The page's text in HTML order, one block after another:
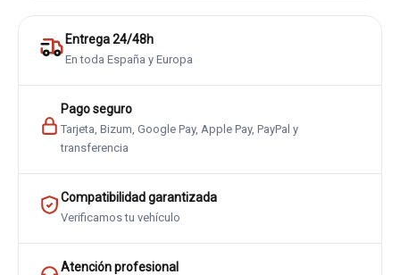
Entrega 24/48h
En toda España y Europa
Pago seguro
Tarjeta, Bizum, Google Pay, Apple Pay, PayPal y
transferencia
Compatibilidad garantizada
Verificamos tu vehículo
Atención profesional